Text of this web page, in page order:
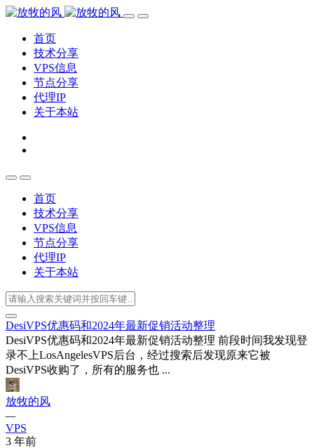
首页
技术分享
VPS信息
节点分享
代理IP
关于本站
首页
技术分享
VPS信息
节点分享
代理IP
关于本站
DesiVPS优惠码和2024年最新促销活动整理
DesiVPS优惠码和2024年最新促销活动整理 前段时间我发现登
录不上LosAngelesVPS后台，经过搜索后发现原来它被
DesiVPS收购了，所有的服务也 ...
放牧的风
—
VPS
3 年前